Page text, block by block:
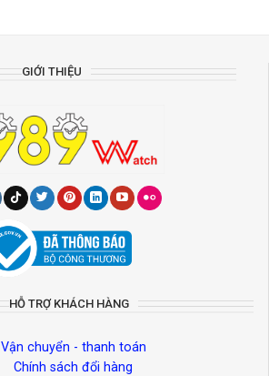
GIỚI THIỆU
HỖ TRỢ KHÁCH HÀNG
Vận chuyển - thanh toán
Chính sách đổi hàng